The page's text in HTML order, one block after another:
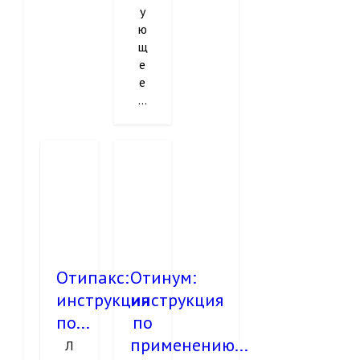
у
ю
щ
е
е
...
Отипакс:
инструкция
по...
Л
Отинум:
инструкция
по
применению...